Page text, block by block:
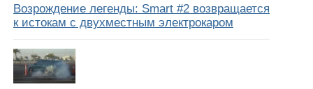
Возрождение легенды: Smart #2 возвращается
к истокам с двухместным электрокаром